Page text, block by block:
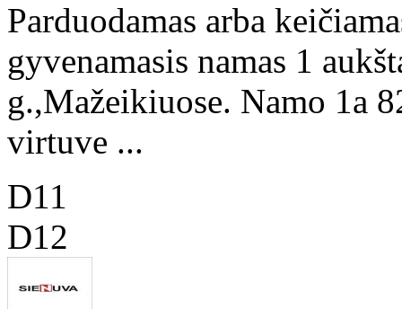
Parduodamas arba
gyvenamasis namas 1
g.,Mažeikiuose. Namo 1a
virtuve ...
D11
D12